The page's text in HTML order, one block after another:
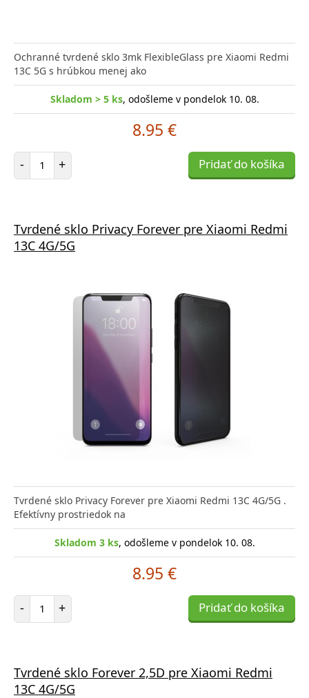
Ochranné tvrdené sklo 3mk FlexibleGlass pre Xiaomi Redmi
13C 5G s hrúbkou menej ako
Skladom > 5 ks, odošleme v pondelok 10. 08.
8.95 €
- Počet položiek
+ Pridať do košíka
Tvrdené sklo Privacy Forever pre Xiaomi Redmi
13C 4G/5G
Tvrdené sklo Privacy Forever pre Xiaomi Redmi 13C 4G/5G .
Efektívny prostriedok na
Skladom 3 ks, odošleme v pondelok 10. 08.
8.95 €
- Počet položiek
+ Pridať do košíka
Tvrdené sklo Forever 2,5D pre Xiaomi Redmi
13C 4G/5G